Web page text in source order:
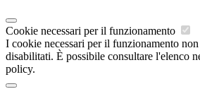
Cookie necessari per il funzionamento
I cookie necessari per il funzionamento non
disabilitati. È possibile consultare l'elenco
policy.